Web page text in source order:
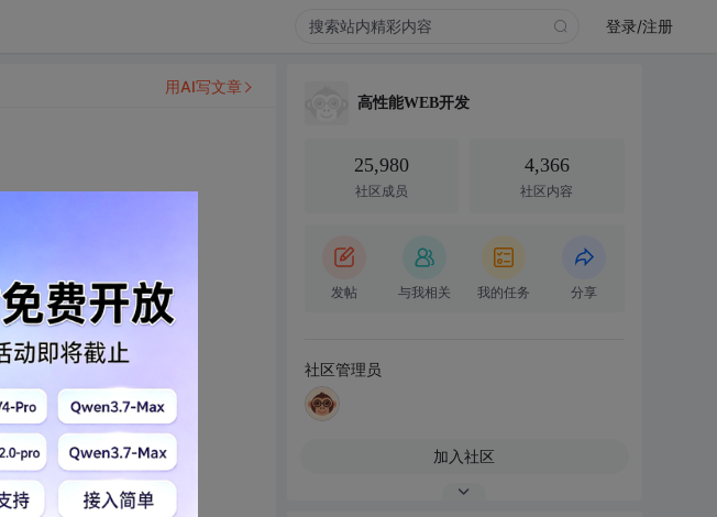
登录/注册
用AI写文章
高性能WEB开发
25,980
社区成员
4,366
社区内容
发帖 与我相关 我的任务 分享
社区管理员
加入社区